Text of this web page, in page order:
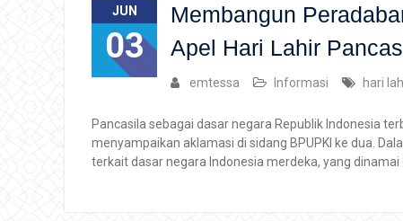
JUN
03
Membangun
Apel Hari Lahir
emtessa Informasi hari
Pancasila sebagai dasar negara Republik Indonesia
menyampaikan aklamasi di sidang BPUPKI ke dua.
terkait dasar negara Indonesia merdeka, yang dinamai